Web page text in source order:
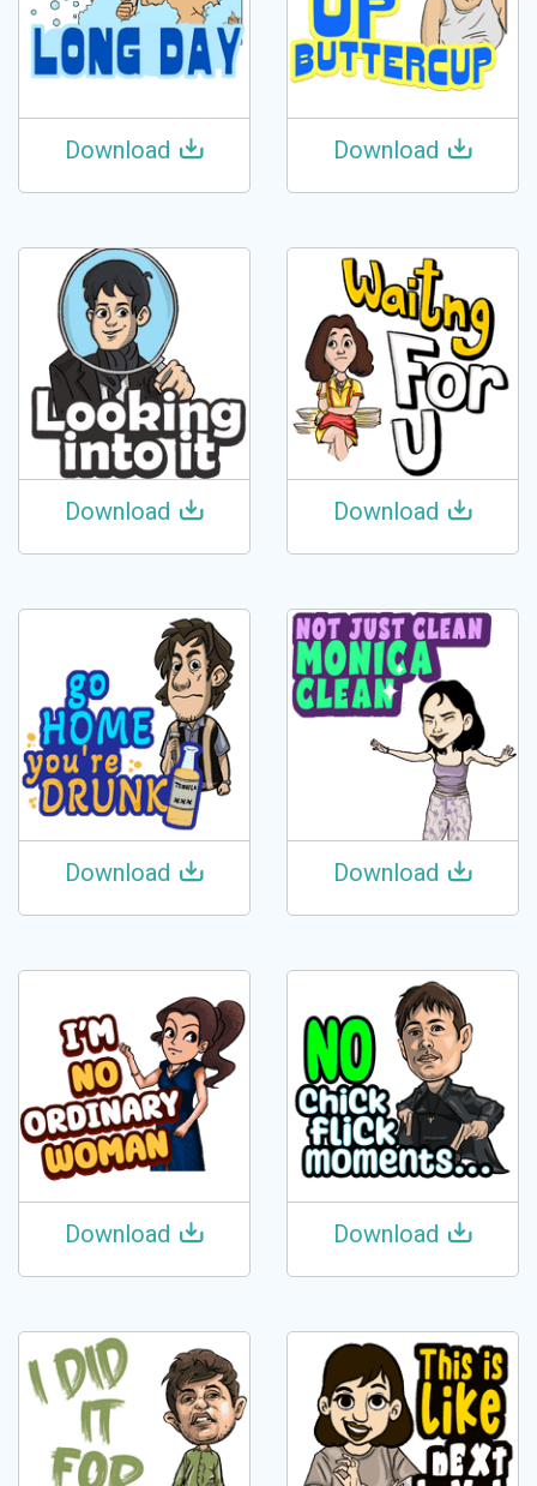
Download Download
Download Download
Download Download
Download Download